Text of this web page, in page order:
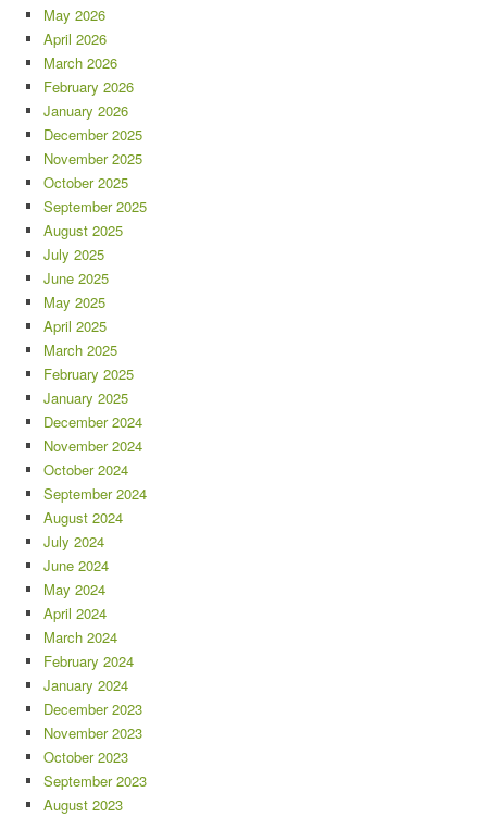
May 2026
April 2026
March 2026
February 2026
January 2026
December 2025
November 2025
October 2025
September 2025
August 2025
July 2025
June 2025
May 2025
April 2025
March 2025
February 2025
January 2025
December 2024
November 2024
October 2024
September 2024
August 2024
July 2024
June 2024
May 2024
April 2024
March 2024
February 2024
January 2024
December 2023
November 2023
October 2023
September 2023
August 2023